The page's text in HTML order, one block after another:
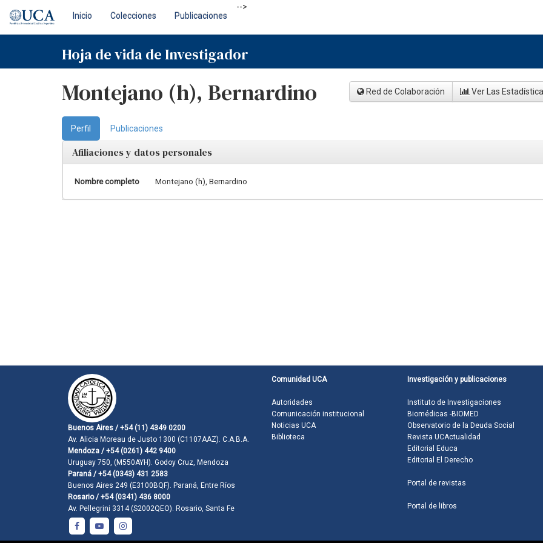
navigation
Inicio Colecciones Publicaciones
-->
Hoja de vida de Investigador
Montejano (h), Bernardino Red de Colaboración Ver Las
Perfil Publicaciones
Afiliaciones y datos personales
Nombre completo Montejano (h), Bernardino
Buenos Aires / +54 (11) 4349 0200
Av. Alicia Moreau de Justo 1300 (C1107AAZ). C.A.B.A.
Mendoza / +54 (0261) 442 9400
Uruguay 750, (M550AYH). Godoy Cruz, Mendoza
Paraná / +54 (0343) 431 2583
Buenos Aires 249 (E3100BQF). Paraná, Entre Ríos
Rosario / +54 (0341) 436 8000
Av. Pellegrini 3314 (S2002QEO). Rosario, Santa Fe
Comunidad UCA
Autoridades
Comunicación institucional
Noticias UCA
Biblioteca
Investigación y publicaciones
Instituto de Investigaciones
Biomédicas -BIOMED
Observatorio de la Deuda Social
Revista UCActualidad
Editorial Educa
Editorial El Derecho
Portal de revistas
Portal de libros